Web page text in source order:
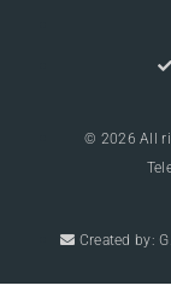
© 2026 All
Created by: